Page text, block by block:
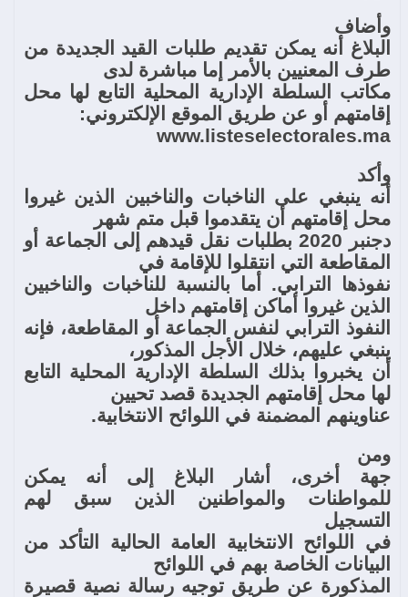
وأضاف
البلاغ أنه يمكن تقديم طلبات القيد الجديدة من
طرف المعنيين بالأمر إما مباشرة لدى
مكاتب السلطة الإدارية المحلية التابع لها محل
إقامتهم أو عن طريق الموقع الإلكتروني:
www.listeselectorales.ma
وأكد
أنه ينبغي على الناخبات والناخبين الذين غيروا
محل إقامتهم أن يتقدموا قبل متم شهر
دجنبر 2020 بطلبات نقل قيدهم إلى الجماعة أو
المقاطعة التي انتقلوا للإقامة في
نفوذها الترابي. أما بالنسبة للناخبات والناخبين
الذين غيروا أماكن إقامتهم داخل
النفوذ الترابي لنفس الجماعة أو المقاطعة، فإنه
ينبغي عليهم، خلال الأجل المذكور،
أن يخبروا بذلك السلطة الإدارية المحلية التابع
لها محل إقامتهم الجديدة قصد تحيين
عناوينهم المضمنة في اللوائح الانتخابية.
ومن
جهة أخرى، أشار البلاغ إلى أنه يمكن
للمواطنات والمواطنين الذين سبق لهم
التسجيل
في اللوائح الانتخابية العامة الحالية التأكد من
البيانات الخاصة بهم في اللوائح
المذكورة عن طريق توجيه رسالة نصية قصيرة